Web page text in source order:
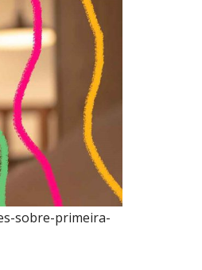
sobre-primeira-